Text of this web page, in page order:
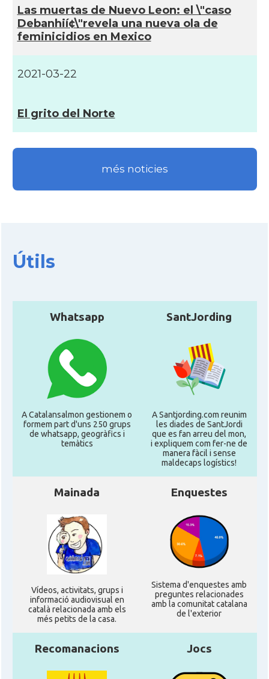
Delegació
l’Amèrica Central
México (DF)
Embajada de España en México
Las muertas de Nuevo Leon: el \"caso
Debanhií¢\"revela una nueva ola de
feminicidios en Mexico
2021-03-22
El grito del Norte
més noticies
Útils
Whatsapp
A Catalansalmon gestionem o
formem part d'uns 250 grups
de whatsapp, geogràfics i
temàtics
SantJording
A Santjording.com reunim
les diades de SantJordi
que es fan arreu del mon,
i expliquem com fer-ne de
manera fàcil i sense
maldecaps logí­stics!
Mainada
Ví­deos, activitats, grups i
informació audiovisual en
català relacionada amb els
més petits de la casa.
Enquestes
Sistema d'enquestes amb
preguntes relacionades
amb la comunitat catalana
de l'exterior
Recomanacions Jocs